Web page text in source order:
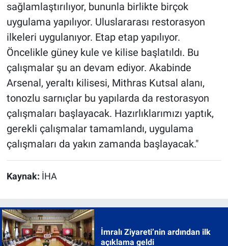
sağlamlaştırılıyor, bununla birlikte birçok
uygulama yapılıyor. Uluslararası restorasyon
ilkeleri uygulanıyor. Etap etap yapılıyor.
Öncelikle güney kule ve kilise başlatıldı. Bu
çalışmalar şu an devam ediyor. Akabinde
Arsenal, yeraltı kilisesi, Mithras Kutsal alanı,
tonozlu sarnıçlar bu yapılarda da restorasyon
çalışmaları başlayacak. Hazırlıklarımızı yaptık,
gerekli çalışmalar tamamlandı, uygulama
çalışmaları da yakın zamanda başlayacak."
Kaynak: İHA
İmralı Ziyareti’nin ardından ilk
açıklama geldi